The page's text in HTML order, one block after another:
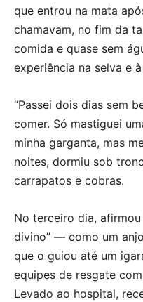
que entrou na mata
chamavam, no fim da
comida e quase sem
experiência na selva e
“Passei dois dias sem
comer. Só mastiguei
minha garganta, mas
noites, dormiu sob
carrapatos e cobras.
No terceiro dia,
divino” — como um
que o guiou até um
equipes de resgate
Levado ao hospital,